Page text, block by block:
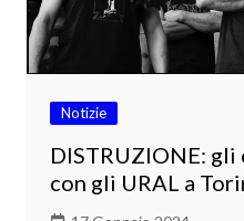
Notizie
DISTRUZIONE:
con gli URAL a